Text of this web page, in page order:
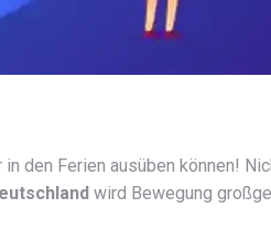
den Ferien ausüben können!
wird Bewegung